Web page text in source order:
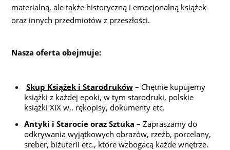
materialną, ale także historyczną i emocjonalną książek
oraz innych przedmiotów z przeszłości.
Nasza oferta obejmuje:
Skup Książek i Starodruków– Chętnie kupujemy
książki z każdej epoki, w tym starodruki, polskie
książki XIX w,. rękopisy, dokumenty etc.
Antyki i Starocie oraz Sztuka – Zapraszamy do
odkrywania wyjątkowych obrazów, rzeźb, porcelany,
sreber, biżuterii etc., które wzbogacą każde wnętrze.